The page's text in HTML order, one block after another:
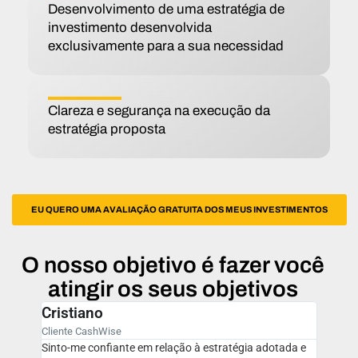
Desenvolvimento de uma estratégia de
investimento desenvolvida
exclusivamente para a sua necessidad
Clareza e segurança na execução da
estratégia proposta
EU QUERO UMA AVALIAÇÃO GRATUITA DOS MEUS INVESTIMENTOS
O nosso objetivo é fazer você
atingir os seus objetivos
em relação à estratégia adotada e
O trabalho da Cash Wise